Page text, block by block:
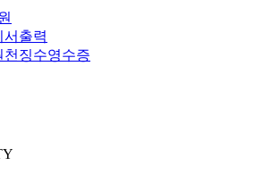
서출력
천징수영수증